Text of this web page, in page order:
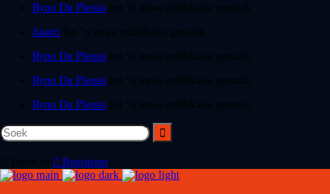
Ryno Du Plessis
Juanri
Ryno Du Plessis
Ryno Du Plessis
Ryno Du Plessis
Registreer